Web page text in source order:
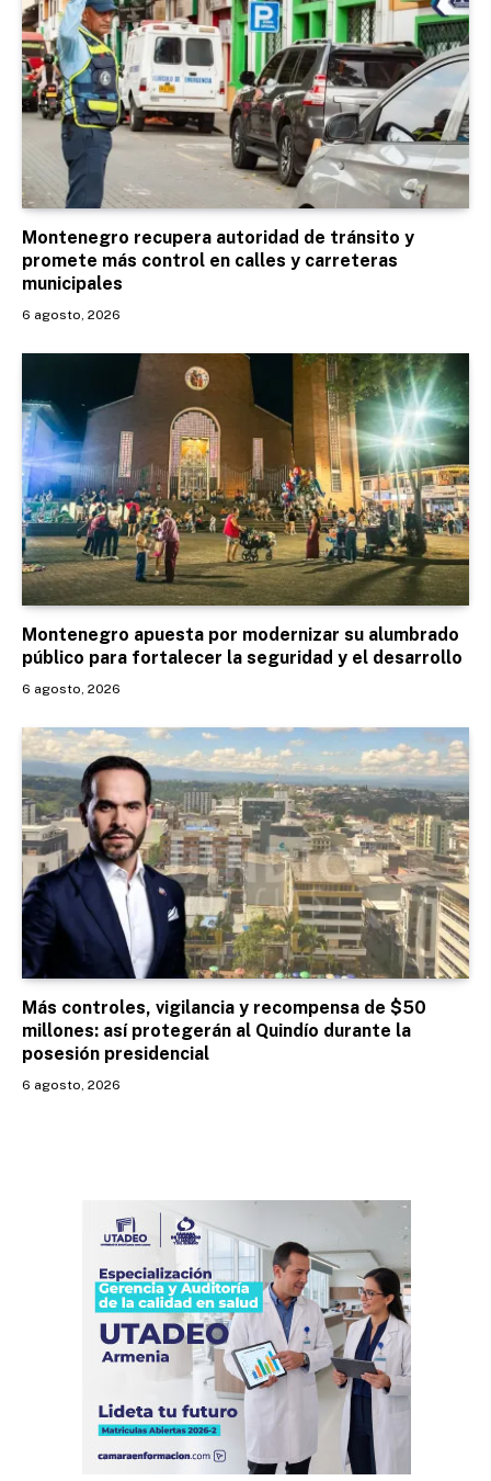
Montenegro recupera autoridad de tránsito y
promete más control en calles y carreteras
municipales
6 agosto, 2026
Montenegro apuesta por modernizar su alumbrado
público para fortalecer la seguridad y el desarrollo
6 agosto, 2026
Más controles, vigilancia y recompensa de $50
millones: así protegerán al Quindío durante la
posesión presidencial
6 agosto, 2026